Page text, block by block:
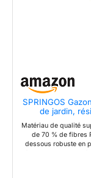
SPRINGOS
de jardin,
balcon,
Matériau de qualité
de 70 % de fibres
dessous robuste en
résistance pour
la terrasse, le jardin,
privés autour de la